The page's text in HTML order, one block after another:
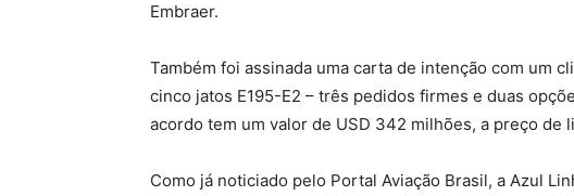
Embraer.
Também foi assinada uma carta de intenção com um
cinco jatos E195-E2 – três pedidos firmes e duas
acordo tem um valor de USD 342 milhões, a preço de
Como já noticiado pelo Portal Aviação Brasil, a Azul